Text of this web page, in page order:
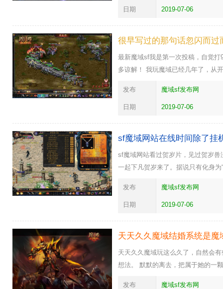
日期 2019-07-06
很早写过的那句话忽闪而
最新魔域sf我是第一次投稿，自觉
多谅解！ 我玩魔域已经几年了，从
发布 魔域sf发布网
日期 2019-07-06
sf魔域网站在线时间除了挂
sf魔域网站看过贺岁片，见过贺岁
一起下凡贺岁来了。据说只有化身
发布 魔域sf发布网
日期 2019-07-06
天天久久魔域结婚系统是魔
天天久久魔域玩这么久了，自然会
想法。 默默的离去，把属于她的一
发布 魔域sf发布网